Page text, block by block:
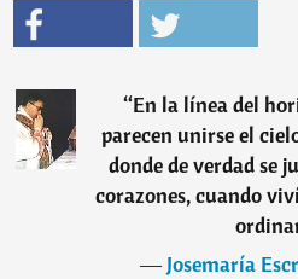
“En la línea del
parecen unirse el
donde de verdad se
corazones, cuando
―Josemaría